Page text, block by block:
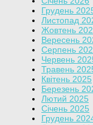
Грудень
Листопад
Жовтень
Вересень
Серпень
Червень
Травень
Квітень 2025
Березень
Лютий 2025
Січень 2025
Грудень